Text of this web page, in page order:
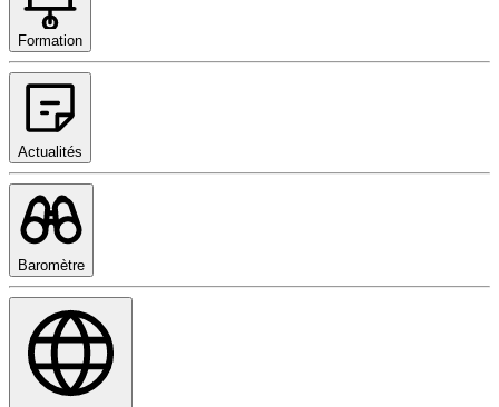
Formation
Actualités
Baromètre